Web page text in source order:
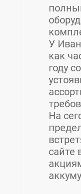
У
как
году
На
сайте